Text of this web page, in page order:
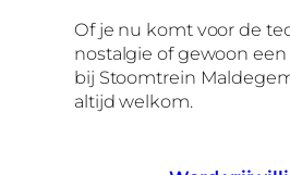
Of je nu komt voor de
nostalgie of gewoon
bij Stoomtrein
altijd welkom.